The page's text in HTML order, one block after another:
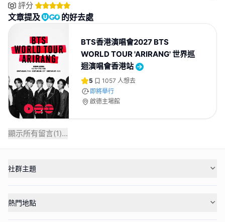
評分
文章提及 的好去處
BTS香港演唱會2027 BTS
WORLD TOUR 'ARIRANG' 世界巡
迴演唱會香港站
5 1057 人想去
即將舉行
啟德主場館
顯示所有留言(1)...
社群主題
熱門地點